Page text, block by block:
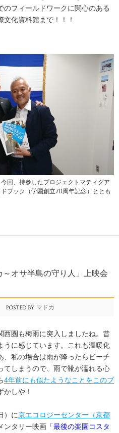
のフィールドワークに関心のある
文化資料館まで！！！
回、持参したプロジェクトマティグア
ブック（学園創立70周年記念）ととも
オサ半島の守り人」上映会
マドカ
西圏も梅雨に突入しましたね。昔
うに感じています。これも温暖化
、私の場合は雨が降ったらビーチ
てしまうので、雨で靴が濡れる心
4年前にも似たようなことをこのブ
かしや！
）に京エコロジーセンター（京都
ンタリー映画 「最後の楽園コスタ